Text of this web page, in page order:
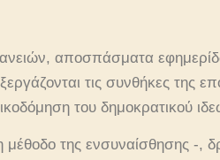
αποσπάσματα
τις συνθήκες της
του δημοκρατικού
μέθοδο της ενσυναίσθησης -,